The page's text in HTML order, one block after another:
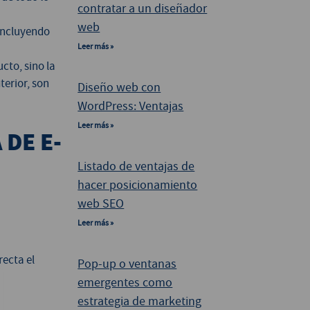
sino la
son
E-
el
contratar a un diseñador
web
Leer más »
Diseño web con
WordPress: Ventajas
Leer más »
Listado de ventajas de
hacer posicionamiento
web SEO
Leer más »
Pop-up o ventanas
emergentes como
estrategia de marketing